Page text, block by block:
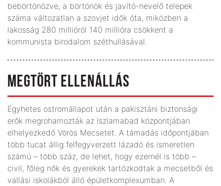
bebörtönözve, a börtönök és javító-nevelő telepek
száma változatlan a szovjet idők óta, miközben a
lakosság 280 millióról 140 millióra csökkent a
kommunista birodalom széthullásával.
MEGTÖRT ELLENÁLLÁS
Egyhetes ostromállapot után a pakisztáni biztonsági
erők megrohamozták az Iszlamabad központjában
elhelyezkedő Vörös Mecsetet. A támadás időpontjában
több tucat állig felfegyverzett lázadó és ismeretlen
számú – több száz, de lehet, hogy ezernél is több –
civil, főleg nők és gyerekek tartózkodtak a mecsetből és
vallási iskolákból álló épületkomplexumban. A